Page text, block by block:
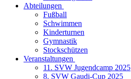
Abteilungen
Fußball
Schwimmen
Kinderturnen
Gymnastik
Stockschützen
Veranstaltungen
11. SVW Jugendcamp 2025
8. SVW Gaudi-Cup 2025